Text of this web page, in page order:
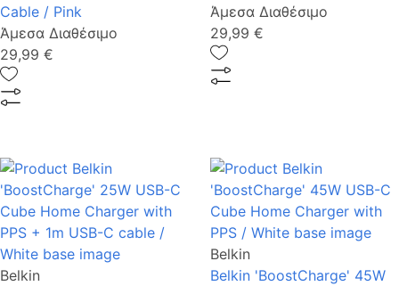
Cable / Pink
Άμεσα Διαθέσιμο
29,99 €
Άμεσα Διαθέσιμο
29,99 €
Belkin
Belkin
Belkin 'BoostCharge' 45W